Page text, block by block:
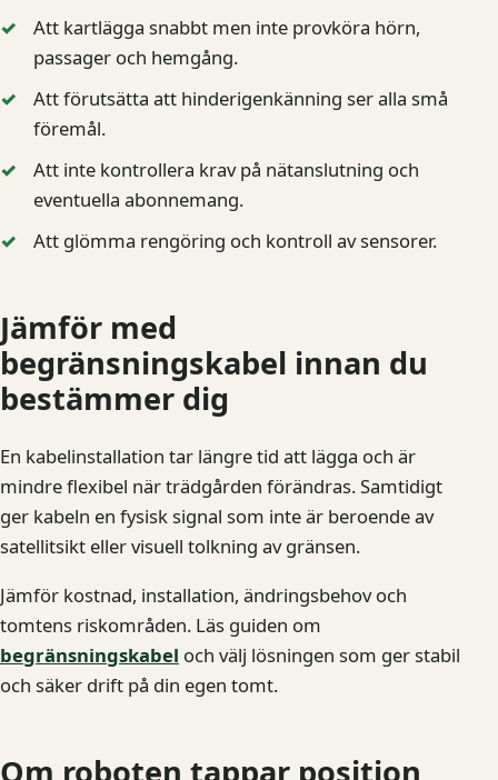
Att kartlägga snabbt men inte provköra hörn,
passager och hemgång.
Att förutsätta att hinderigenkänning ser alla små
föremål.
Att inte kontrollera krav på nätanslutning och
eventuella abonnemang.
Att glömma rengöring och kontroll av sensorer.
Jämför med
begränsningskabel innan du
bestämmer dig
En kabelinstallation tar längre tid att lägga och är
mindre flexibel när trädgården förändras. Samtidigt
ger kabeln en fysisk signal som inte är beroende av
satellitsikt eller visuell tolkning av gränsen.
Jämför kostnad, installation, ändringsbehov och
tomtens riskområden. Läs guiden om
begränsningskabel och välj lösningen som ger stabil
och säker drift på din egen tomt.
Om roboten tappar position